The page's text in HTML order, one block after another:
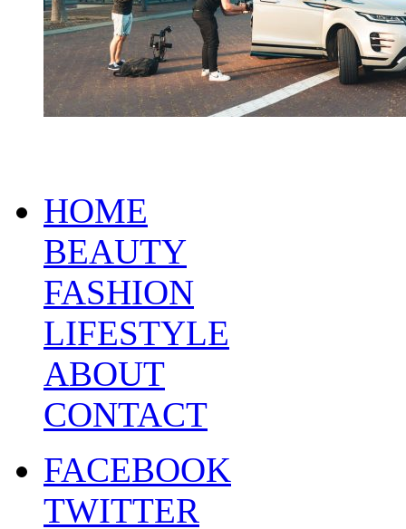
HOME
BEAUTY
FASHION
LIFESTYLE
ABOUT
CONTACT
FACEBOOK
TWITTER